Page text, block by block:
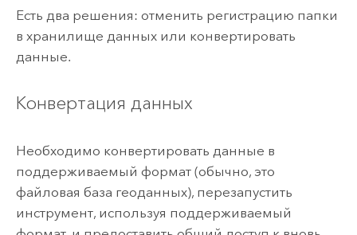
Есть два решения: отменить регистрацию папки
в хранилище данных или конвертировать
данные.
Конвертация данных
Необходимо конвертировать данные в
поддерживаемый формат (обычно, это
файловая база геоданных), перезапустить
инструмент, используя поддерживаемый